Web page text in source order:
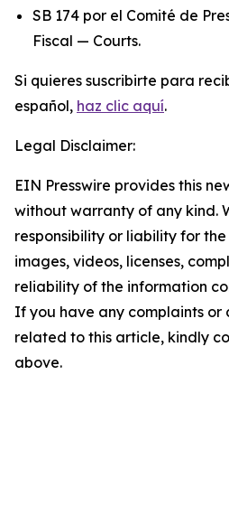
SB 174 por el Comité de
Fiscal — Courts.
Si quieres suscribirte para
español, haz clic aquí.
Legal Disclaimer:
EIN Presswire provides this
without warranty of any kind.
responsibility or liability for
images, videos, licenses,
reliability of the information
If you have any complaints or
related to this article, kindly
above.